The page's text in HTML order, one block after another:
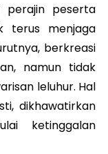
perajin peserta
terus menjaga
berkreasi
namun tidak
leluhur. Hal
dikhawatirkan
ketinggalan